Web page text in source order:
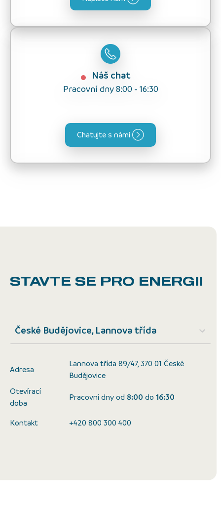
Náš chat
Pracovní dny 8:00 - 16:30
Chatujte s námi
STAVTE SE PRO ENERGII
České Budějovice, Lannova třída
Adresa
Lannova třída 89/47, 370 01 České
Budějovice
Otevírací
doba
Pracovní dny od 8:00 do 16:30
Kontakt +420 800 300 400